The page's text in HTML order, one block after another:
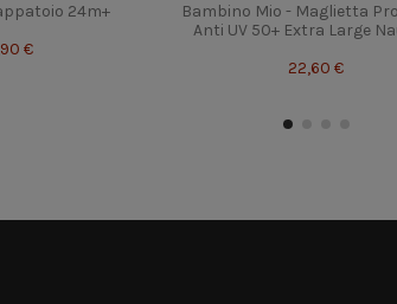
24m+
€
Bambino Mio - Maglietta
Anti UV 50+ Extra Large
22,60 €